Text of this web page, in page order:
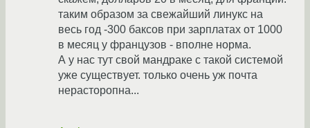
таким образом за свежайший линукс на
весь год -300 баксов при зарплатах от 1000
в месяц у французов - вполне норма.
А у нас тут свой мандраке с такой системой
уже существует. только очень уж почта
нерасторопна...